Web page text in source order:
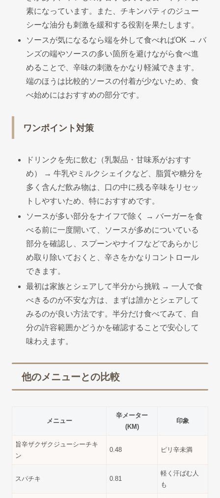
素になっています。また、チキンパティのジュー
シーな油分も刺激を緩和する役割を果たします。
ソースが気になるなら端を外して食べればOK → バ
ンズの端やソースの多い箇所を避けながら食べ進
めることで、辛味の刺激をかなり軽減できます。
端のほうは比較的ソースの付着が少ないため、食
べ始めにはおすすめの部分です。
ワンポイント対策
ドリンクを先に飲む（乳製品・甘味系がおすす
め） → 牛乳やミルクシェイクなど、脂質や糖分を
多く含んだ飲み物は、口の中に残る辛味をリセッ
トしやすいため、特におすすめです。
ソースが多い部分をナイフで除く → バーガーを食
べる前に一度開いて、ソースが多めについている
部分を確認し、スプーンやナイフなどであらかじ
め取り除いておくと、辛さをかなりコントロール
できます。
最初は家族とシェアして半分から挑戦 → 一人で食
べきるのが不安な方は、まずは誰かとシェアして
みるのが良い方法です。半分だけ食べてみて、自
分の許容範囲かどうかを確認することで安心して
味わえます。
他のメニューとの比較
メニュー
辛メーター
(KM)
印象
旨辛ザクザクジューシーチキ
ン
0.48 ピリ辛未満
スパチキ 0.81
軽く汗ばむ人
も